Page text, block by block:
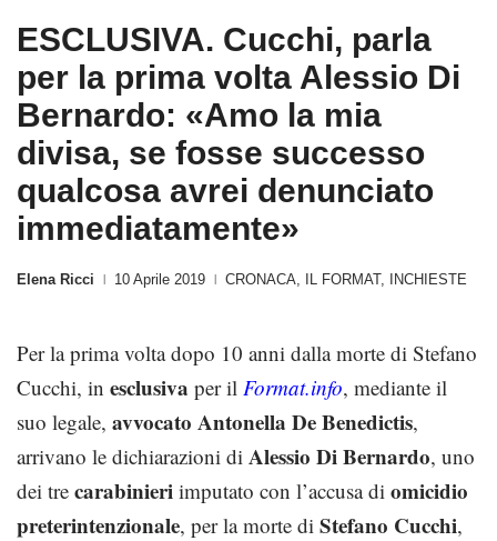
ESCLUSIVA. Cucchi, parla
per la prima volta Alessio Di
Bernardo: «Amo la mia
divisa, se fosse successo
qualcosa avrei denunciato
immediatamente»
Elena Ricci 10 Aprile 2019 CRONACA, IL FORMAT, INCHIESTE
Per la prima volta dopo 10 anni dalla morte di Stefano
Cucchi, in esclusiva per il Format.info, mediante il
suo legale, avvocato Antonella De Benedictis,
arrivano le dichiarazioni di Alessio Di Bernardo, uno
dei tre carabinieri imputato con l’accusa di omicidio
preterintenzionale, per la morte di Stefano Cucchi,